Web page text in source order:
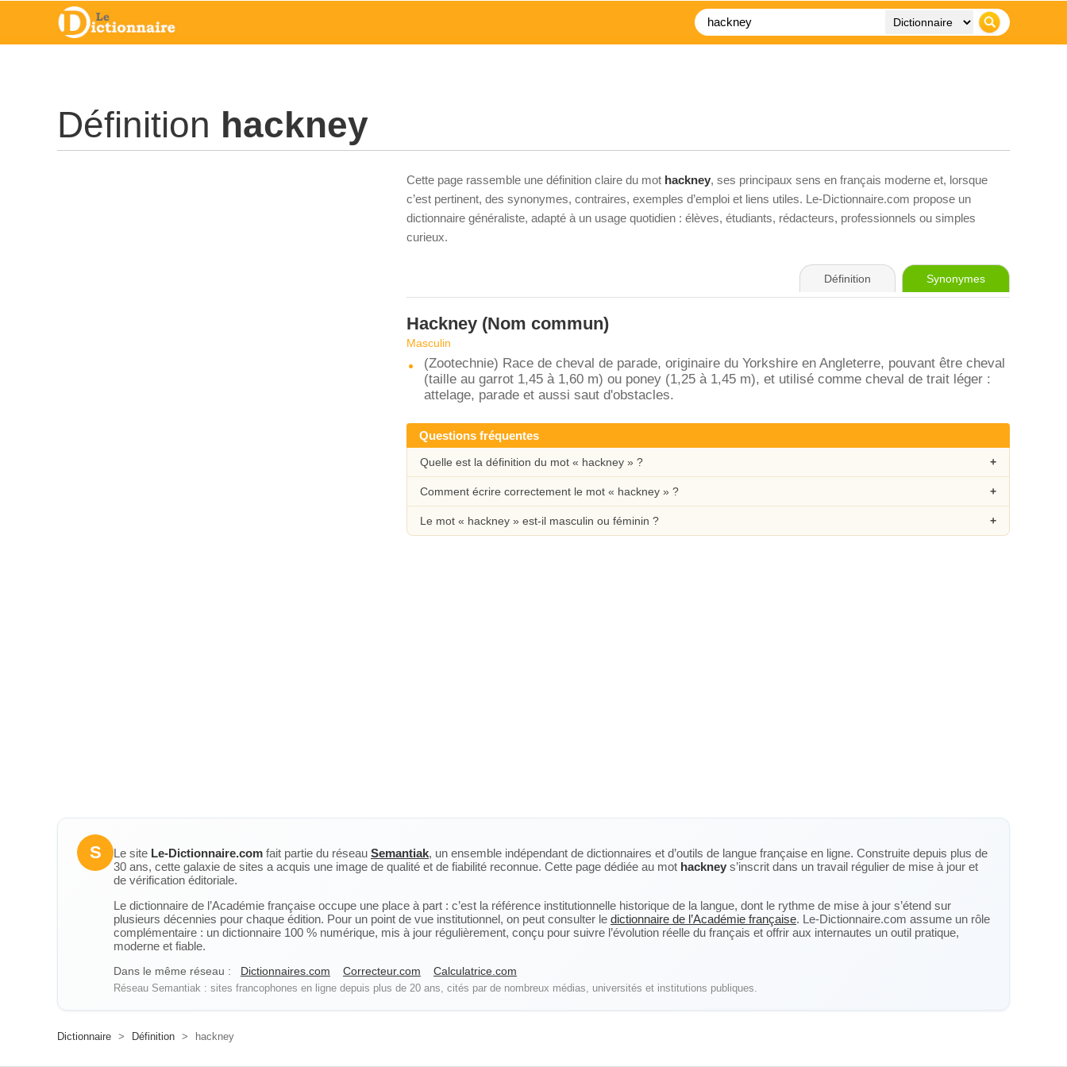
Définition hackney
Cette page rassemble une définition claire du mot hackney, ses principaux sens en français moderne et, lorsque
c’est pertinent, des synonymes, contraires, exemples d’emploi et liens utiles. Le-Dictionnaire.com propose un
dictionnaire généraliste, adapté à un usage quotidien : élèves, étudiants, rédacteurs, professionnels ou simples
curieux.
Définition Synonymes
Hackney (Nom commun)
Masculin
(Zootechnie) Race de cheval de parade, originaire du Yorkshire en Angleterre, pouvant être cheval
(taille au garrot 1,45 à 1,60 m) ou poney (1,25 à 1,45 m), et utilisé comme cheval de trait léger :
attelage, parade et aussi saut d'obstacles.
Questions fréquentes
Quelle est la définition du mot « hackney » ?
Comment écrire correctement le mot « hackney » ?
Le mot « hackney » est-il masculin ou féminin ?
S Le site Le-Dictionnaire.com fait partie du réseau Semantiak, un ensemble indépendant de dictionnaires et d’outils de langue française en ligne. Construite depuis plus de
30 ans, cette galaxie de sites a acquis une image de qualité et de fiabilité reconnue. Cette page dédiée au mot hackney s’inscrit dans un travail régulier de mise à jour et
de vérification éditoriale.
Le dictionnaire de l’Académie française occupe une place à part : c’est la référence institutionnelle historique de la langue, dont le rythme de mise à jour s’étend sur
plusieurs décennies pour chaque édition. Pour un point de vue institutionnel, on peut consulter le dictionnaire de l’Académie française. Le-Dictionnaire.com assume un rôle
complémentaire : un dictionnaire 100 % numérique, mis à jour régulièrement, conçu pour suivre l’évolution réelle du français et offrir aux internautes un outil pratique,
moderne et fiable.
Dans le même réseau : Dictionnaires.com Correcteur.com Calculatrice.com
Réseau Semantiak : sites francophones en ligne depuis plus de 20 ans, cités par de nombreux médias, universités et institutions publiques.
Dictionnaire > Définition > hackney